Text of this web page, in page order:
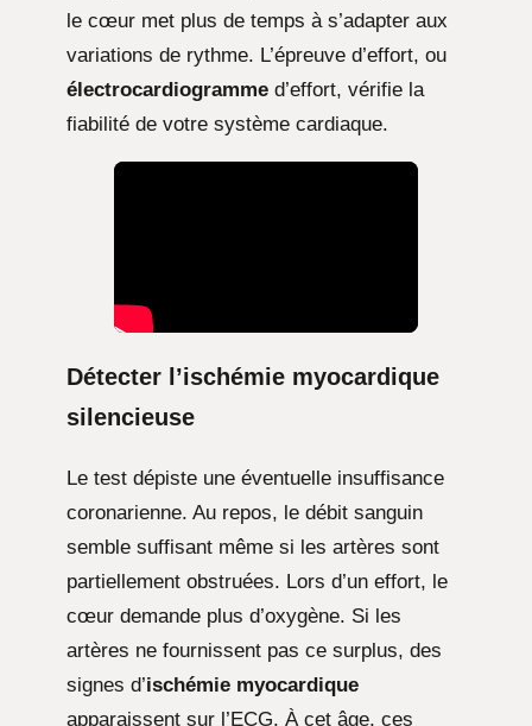
le cœur met plus de temps à s’adapter aux
variations de rythme. L’épreuve d’effort, ou
électrocardiogramme d’effort, vérifie la
fiabilité de votre système cardiaque.
Détecter l’ischémie myocardique
silencieuse
Le test dépiste une éventuelle insuffisance
coronarienne. Au repos, le débit sanguin
semble suffisant même si les artères sont
partiellement obstruées. Lors d’un effort, le
cœur demande plus d’oxygène. Si les
artères ne fournissent pas ce surplus, des
signes d’ischémie myocardique
apparaissent sur l’ECG. À cet âge, ces